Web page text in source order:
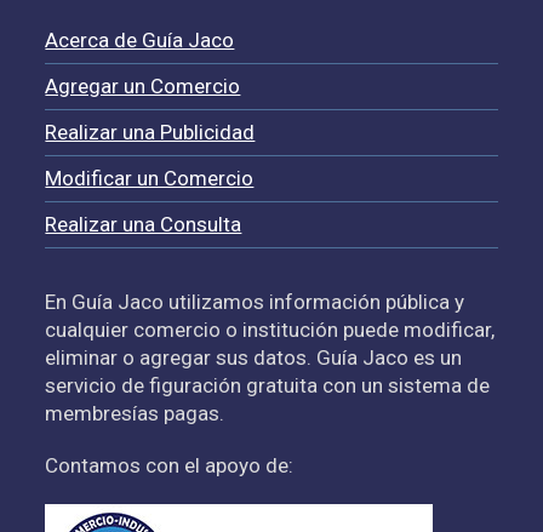
Acerca de Guía Jaco
Agregar un Comercio
Realizar una Publicidad
Modificar un Comercio
Realizar una Consulta
En Guía Jaco utilizamos información pública y
cualquier comercio o institución puede modificar,
eliminar o agregar sus datos. Guía Jaco es un
servicio de figuración gratuita con un sistema de
membresías pagas.
Contamos con el apoyo de: